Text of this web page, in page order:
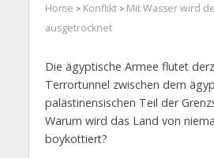
Home > Konflikt> Mit Wasser wird
ausgetrocknet
Die ägyptische Armee flutet
Terrortunnel zwischen dem
palästinensischen Teil der
Warum wird das Land von
boykottiert?